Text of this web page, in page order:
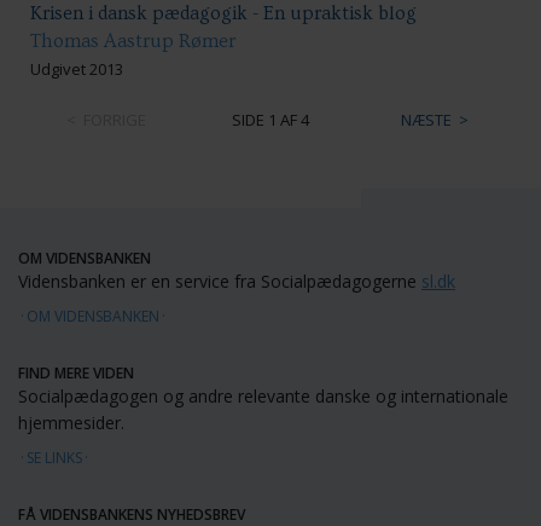
Krisen i dansk pædagogik - En upraktisk blog
Thomas Aastrup Rømer
Udgivet 2013
SIDE 1 AF 4 NÆSTE
OM VIDENSBANKEN
Vidensbanken er en service fra Socialpædagogerne sl.dk
OM VIDENSBANKEN
FIND MERE VIDEN
Socialpædagogen og andre relevante danske og internationale
hjemmesider.
SE LINKS
FÅ VIDENSBANKENS NYHEDSBREV